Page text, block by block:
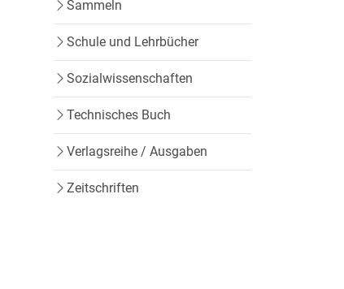
Sammeln
Schule und Lehrbücher
Sozialwissenschaften
Technisches Buch
Verlagsreihe / Ausgaben
Zeitschriften